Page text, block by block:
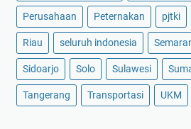
Perusahaan Peternakan pjtki
Riau seluruh indonesia
Sidoarjo Solo Sulawesi
Tangerang Transportasi UKM